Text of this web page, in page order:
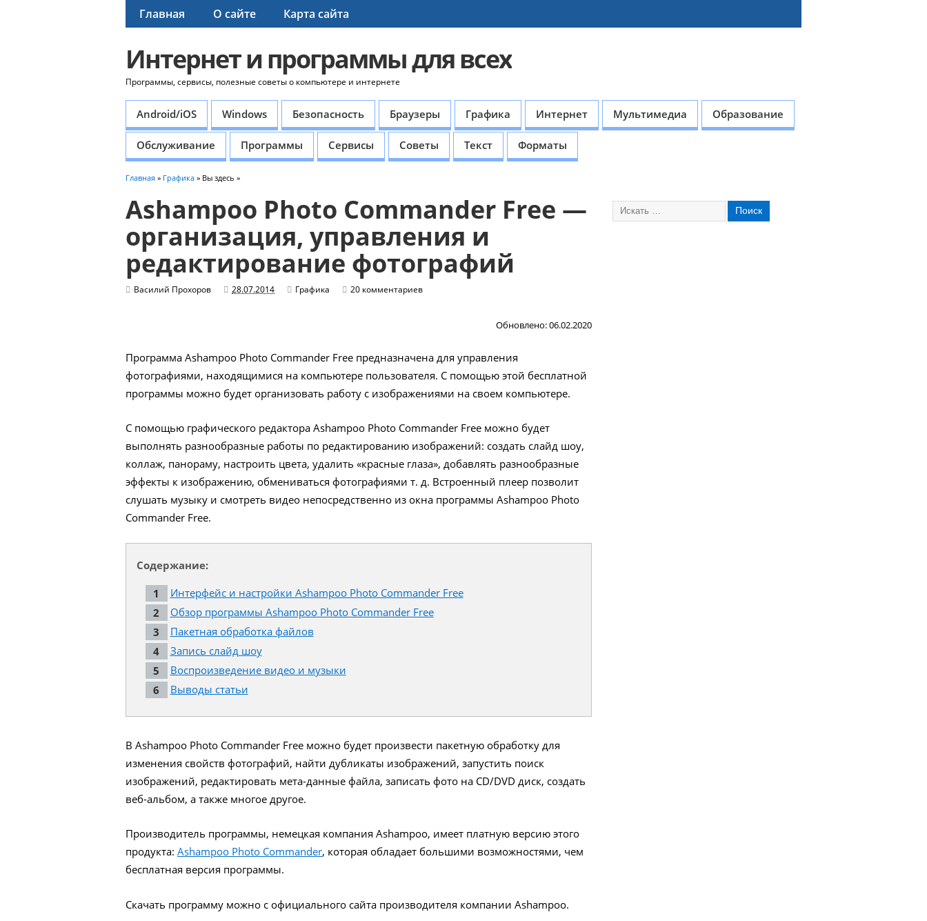
Главная О сайте Карта сайта
Интернет и программы для всех
Программы, сервисы, полезные советы о компьютере и интернете
Android/iOS Windows Безопасность Браузеры Графика Интернет Мультимедиа Образование
Обслуживание Программы Сервисы Советы Текст Форматы
Главная » Графика » Вы здесь »
Ashampoo Photo Commander Free —
организация, управления и
редактирование фотографий
Василий Прохоров 28.07.2014 Графика 20 комментариев
Обновлено: 06.02.2020
Программа Ashampoo Photo Commander Free предназначена для управления
фотографиями, находящимися на компьютере пользователя. С помощью этой бесплатной
программы можно будет организовать работу с изображениями на своем компьютере.
С помощью графического редактора Ashampoo Photo Commander Free можно будет
выполнять разнообразные работы по редактированию изображений: создать слайд шоу,
коллаж, панораму, настроить цвета, удалить «красные глаза», добавлять разнообразные
эффекты к изображению, обмениваться фотографиями т. д. Встроенный плеер позволит
слушать музыку и смотреть видео непосредственно из окна программы Ashampoo Photo
Commander Free.
Содержание:
Интерфейс и настройки Ashampoo Photo Commander Free
Обзор программы Ashampoo Photo Commander Free
Пакетная обработка файлов
Запись слайд шоу
Воспроизведение видео и музыки
Выводы статьи
В Ashampoo Photo Commander Free можно будет произвести пакетную обработку для
изменения свойств фотографий, найти дубликаты изображений, запустить поиск
изображений, редактировать мета-данные файла, записать фото на CD/DVD диск, создать
веб-альбом, а также многое другое.
Производитель программы, немецкая компания Ashampoo, имеет платную версию этого
продукта: Ashampoo Photo Commander, которая обладает большими возможностями, чем
бесплатная версия программы.
Скачать программу можно с официального сайта производителя компании Ashampoo.